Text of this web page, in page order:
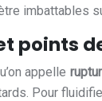
imbattables
points
appelle
Pour